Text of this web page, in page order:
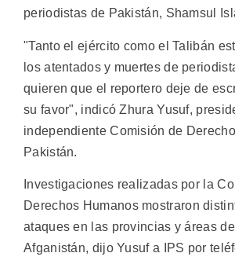
periodistas de Pakistán, Shamsul
"Tanto el ejército como el Talibán
los atentados y muertes de
quieren que el reportero deje de
su favor", indicó Zhura Yusuf,
independiente Comisión de
Pakistán.
Investigaciones realizadas por la
Derechos Humanos mostraron
ataques en las provincias y áreas
Afganistán, dijo Yusuf a IPS por